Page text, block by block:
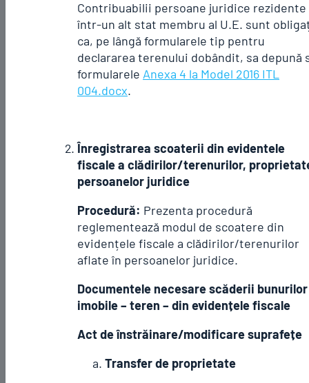
Contribuabilii persoane juridice rezidente
într-un alt stat membru al U.E. sunt
ca, pe lângă formularele tip pentru
declararea terenului dobândit, sa depună
formularele Anexa 4 la Model 2016 ITL
004.docx.
Înregistrarea scoaterii din evidentele
fiscale a clădirilor/terenurilor,
persoanelor juridice
Procedură: Prezenta procedură
reglementează modul de scoatere din
evidențele fiscale a clădirilor/terenurilor
aflate în persoanelor juridice.
Documentele necesare scăderii bunurilor
imobile – teren – din evidențele fiscale
Act de înstrăinare/modificare suprafețe
Transfer de proprietate